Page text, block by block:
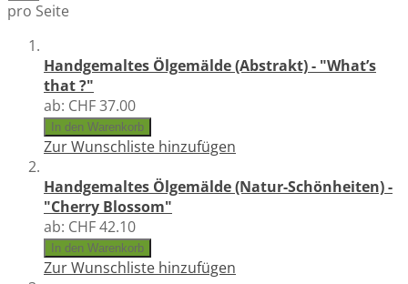
pro Seite
Handgemaltes Ölgemälde (Abstrakt) - "What’s
that ?"
ab: CHF 37.00
In den Warenkorb
Zur Wunschliste hinzufügen
Handgemaltes Ölgemälde (Natur-Schönheiten) -
"Cherry Blossom"
ab: CHF 42.10
In den Warenkorb
Zur Wunschliste hinzufügen